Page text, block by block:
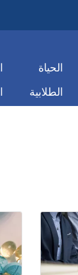
الحياة
الطلابية